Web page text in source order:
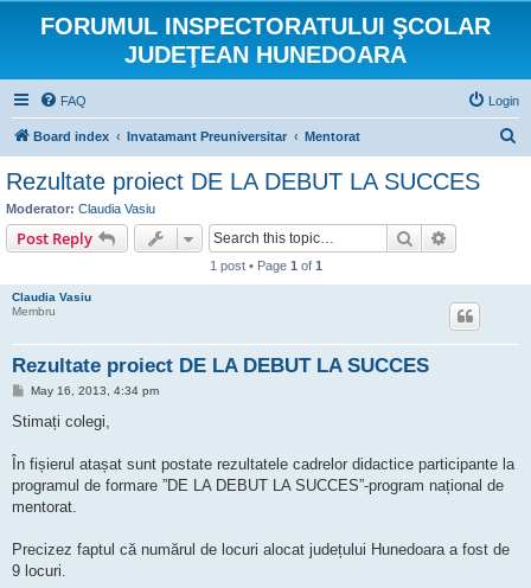
FORUMUL INSPECTORATULUI ŞCOLAR
JUDEŢEAN HUNEDOARA
FAQ Login
Board index Invatamant Preuniversitar Mentorat
Rezultate proiect DE LA DEBUT LA SUCCES
Moderator: Claudia Vasiu
Post Reply Search
1 post • Page 1 of 1
Claudia Vasiu
Membru
Rezultate proiect DE LA DEBUT LA SUCCES
P
s
May 16, 2013, 4:34 pm
Stimați colegi,
În fișierul atașat sunt postate rezultatele cadrelor didactice participante la
programul de formare ”DE LA DEBUT LA SUCCES”-program național de
mentorat.
Precizez faptul că numărul de locuri alocat județului Hunedoara a fost de
9 locuri.